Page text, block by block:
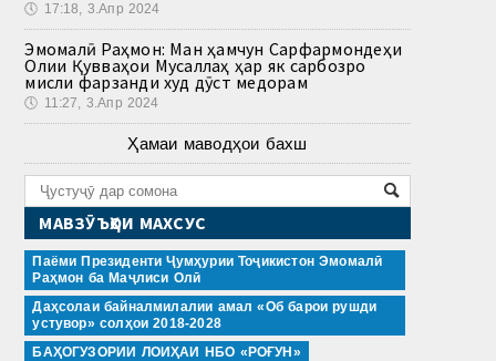
🕔 17:18, 3.Апр 2024
Эмомалӣ Раҳмон: Ман ҳамчун Сарфармондеҳи
Олии Қувваҳои Мусаллаҳ ҳар як сарбозро
мисли фарзанди худ дӯст медорам
🕔 11:27, 3.Апр 2024
Ҳамаи маводҳои бахш
МАВЗӮЪҲОИ МАХСУС
Паёми Президенти Ҷумҳурии Тоҷикистон Эмомалӣ
Раҳмон ба Маҷлиси Олӣ
Даҳсолаи байналмилалии амал «Об барои рушди
устувор» солҳои 2018-2028
БАҲОГУЗОРИИ ЛОИҲАИ НБО «РОҒУН»